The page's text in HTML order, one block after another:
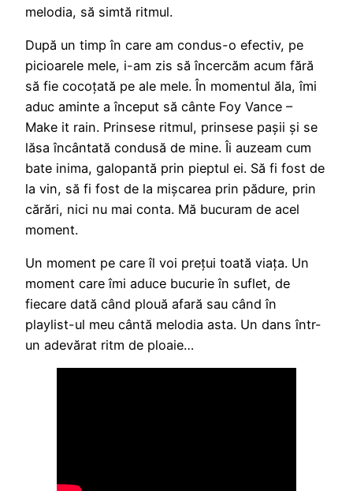
melodia, să simtă ritmul.
După un timp în care am condus-o efectiv, pe
picioarele mele, i-am zis să încercăm acum fără
să fie cocoțată pe ale mele. În momentul ăla, îmi
aduc aminte a început să cânte Foy Vance –
Make it rain. Prinsese ritmul, prinsese pașii și se
lăsa încântată condusă de mine. Îi auzeam cum
bate inima, galopantă prin pieptul ei. Să fi fost de
la vin, să fi fost de la mișcarea prin pădure, prin
cărări, nici nu mai conta. Mă bucuram de acel
moment.
Un moment pe care îl voi prețui toată viața. Un
moment care îmi aduce bucurie în suflet, de
fiecare dată când plouă afară sau când în
playlist-ul meu cântă melodia asta. Un dans într-
un adevărat ritm de ploaie…